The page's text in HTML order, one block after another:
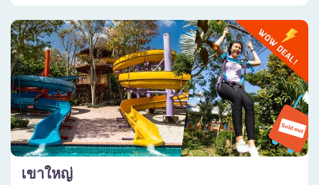
เขาใหญ่